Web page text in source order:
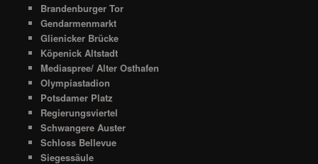
Brandenburger Tor
Gendarmenmarkt
Glienicker Brücke
Köpenick Altstadt
Mediaspree/ Alter Osthafen
Olympiastadion
Potsdamer Platz
Regierungsviertel
Schwangere Auster
Schloss Bellevue
Siegessäule